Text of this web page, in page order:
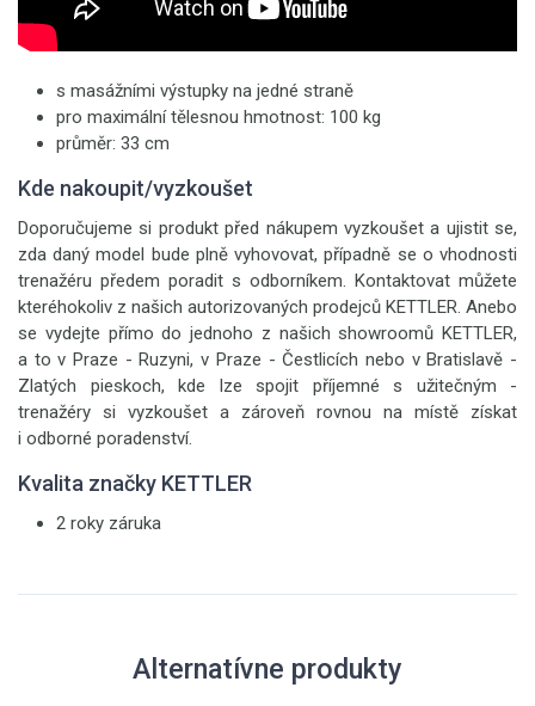
s masážními výstupky na jedné straně
pro maximální tělesnou hmotnost: 100 kg
průměr: 33 cm
Kde nakoupit/vyzkoušet
Doporučujeme si produkt před nákupem vyzkoušet a ujistit se,
zda daný model bude plně vyhovovat, případně se o vhodnosti
trenažéru předem poradit s odborníkem. Kontaktovat můžete
kteréhokoliv z našich autorizovaných prodejců KETTLER. Anebo
se vydejte přímo do jednoho z našich showroomů KETTLER,
a to v Praze - Ruzyni, v Praze - Čestlicích nebo v Bratislavě -
Zlatých pieskoch, kde lze spojit příjemné s užitečným -
trenažéry si vyzkoušet a zároveň rovnou na místě získat
i odborné poradenství.
Kvalita značky KETTLER
2 roky záruka
Alternatívne produkty